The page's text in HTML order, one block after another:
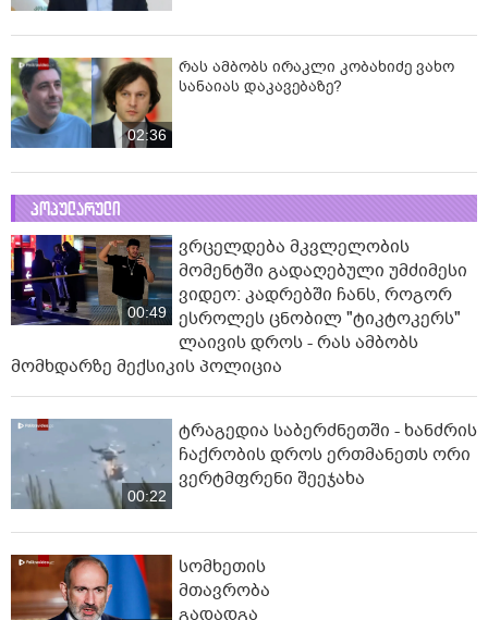
02:36
რას ამბობს ირაკლი კობახიძე ვახო
სანაიას დაკავებაზე?
პოპულარული
00:49
ვრცელდება მკვლელობის
მომენტში გადაღებული უმძიმესი
ვიდეო: კადრებში ჩანს, როგორ
ესროლეს ცნობილ "ტიკტოკერს"
ლაივის დროს - რას ამბობს
მომხდარზე მექსიკის პოლიცია
00:22
ტრაგედია საბერძნეთში - ხანძრის
ჩაქრობის დროს ერთმანეთს ორი
ვერტმფრენი შეეჯახა
სომხეთის
მთავრობა
გადადგა